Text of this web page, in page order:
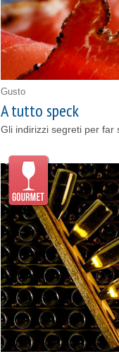
Gusto
A tutto speck
Gli indirizzi segreti per far